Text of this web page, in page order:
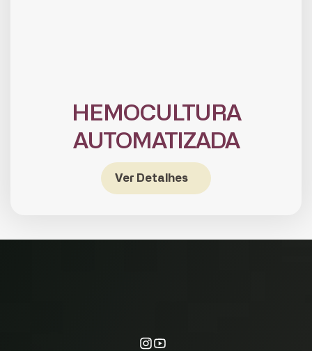
HEMOCULTURA
AUTOMATIZADA
Ver Detalhes
CADASTRE-SE
receba notícias da Fundação José
Silveira em seu e-mail.